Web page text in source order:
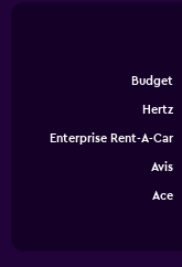
bars.
Budget
Hertz
Enterprise Rent-A-Car
Avis
Ace